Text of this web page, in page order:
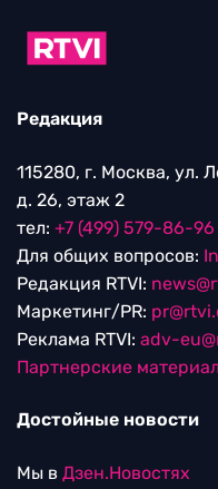
Редакция
115280, г. Москва, ул.
д. 26, этаж 2
тел: +7 (499) 579-86-96
Для общих вопросов:
Редакция RTVI:
Маркетинг/PR:
Реклама RTVI: adv-
Партнерские
Достойные новости
Мы в Дзен.Новостях